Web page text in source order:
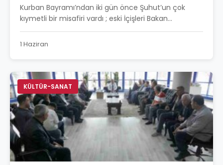
Kurban Bayramı’ndan iki gün önce Şuhut’un çok
kıymetli bir misafiri vardı ; eski İçişleri Bakan...
1 Haziran
KÜLTÜR-SANAT